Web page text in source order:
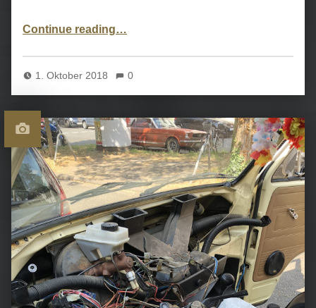
Continue reading…
1. Oktober 2018 0